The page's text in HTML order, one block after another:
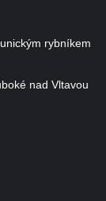
rybníkem
nad Vltavou